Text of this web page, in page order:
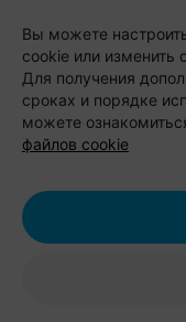
рублей за
обзорная
Адрес:
Вы можете
cookie или изменить
Для получения
сроках и порядке
можете
файлов cookie